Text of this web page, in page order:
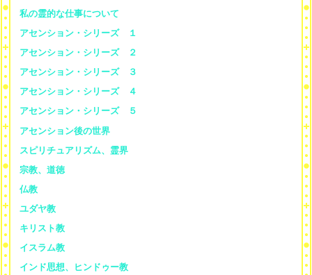
私の霊的な仕事について
アセンション・シリーズ １
アセンション・シリーズ ２
アセンション・シリーズ ３
アセンション・シリーズ ４
アセンション・シリーズ ５
アセンション後の世界
スピリチュアリズム、霊界
宗教、道徳
仏教
ユダヤ教
キリスト教
イスラム教
インド思想、ヒンドゥー教